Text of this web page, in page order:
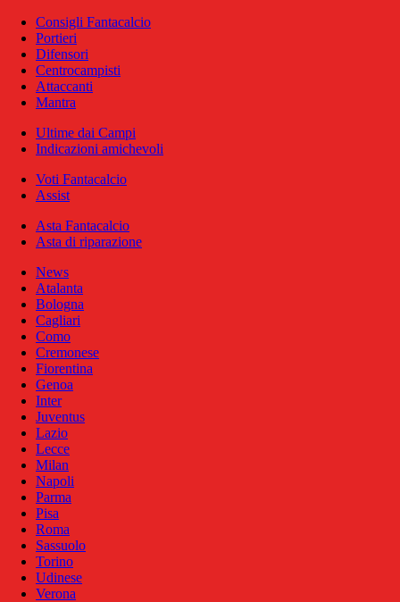
Consigli Fantacalcio
Portieri
Difensori
Centrocampisti
Attaccanti
Mantra
Ultime dai Campi
Indicazioni amichevoli
Voti Fantacalcio
Assist
Asta Fantacalcio
Asta di riparazione
News
Atalanta
Bologna
Cagliari
Como
Cremonese
Fiorentina
Genoa
Inter
Juventus
Lazio
Lecce
Milan
Napoli
Parma
Pisa
Roma
Sassuolo
Torino
Udinese
Verona